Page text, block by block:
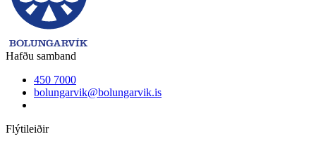
Hafðu samband
450 7000
bolungarvik@bolungarvik.is
Flýtileiðir